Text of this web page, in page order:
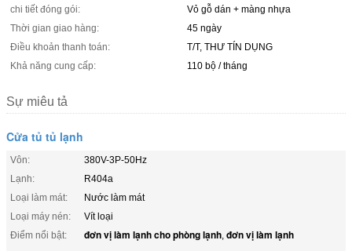
chi tiết đóng gói:
Vỏ gỗ dán + màng nhựa
Thời gian giao hàng:
45 ngày
Điều khoản thanh toán:
T/T, THƯ TÍN DỤNG
Khả năng cung cấp:
110 bộ / tháng
Sự miêu tả
Cửa tủ tủ lạnh
Vôn:
380V-3P-50Hz
Lạnh:
R404a
Loại làm mát:
Nước làm mát
Loại máy nén:
Vít loại
Điểm nổi bật:
đơn vị làm lạnh cho phòng lạnh, đơn vị làm lạnh